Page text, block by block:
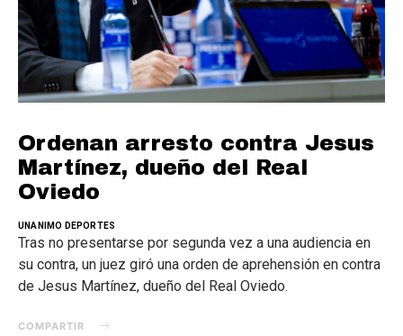
Ordenan arresto contra Jesus
Martínez, dueño del Real
Oviedo
UNANIMO DEPORTES
Tras no presentarse por segunda vez a una audiencia en
su contra, un juez giró una orden de aprehensión en contra
de Jesus Martínez, dueño del Real Oviedo.
COMPARTIR